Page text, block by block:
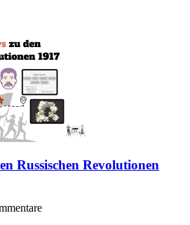
Russischen Revolutionen